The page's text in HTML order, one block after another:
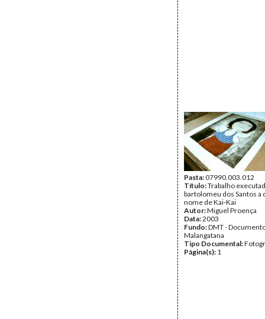
Pasta:07990.003.012
Título:Trabalho
bartolomeu dos Santos a
nome de Kai-Kai
Autor:Miguel Proença
Data:2003
Fundo:DMT -
Malangatana
Tipo Documental:
Página(s): 1